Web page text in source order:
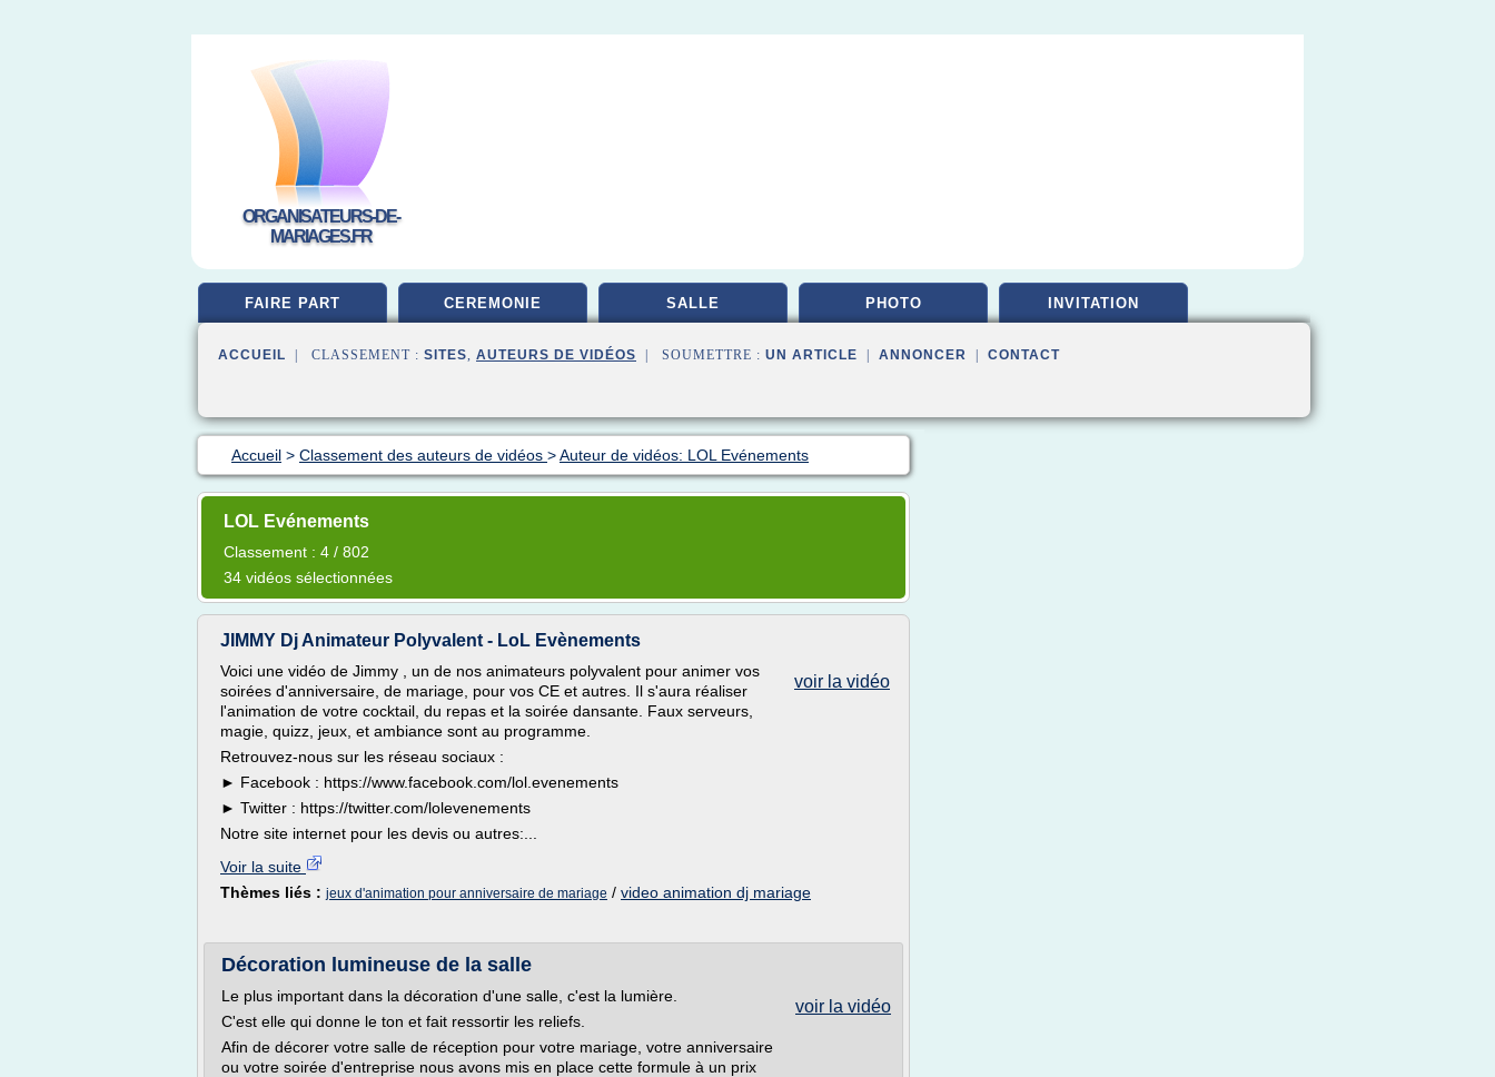
ORGANISATEURS-DE-
MARIAGES.FR
FAIRE PART CEREMONIE SALLE PHOTO INVITATION
ACCUEIL | CLASSEMENT : SITES, AUTEURS DE VIDÉOS | SOUMETTRE : UN ARTICLE ANNONCER CONTACT
Accueil > Classement des auteurs de vidéos >Auteur de vidéos: LOL Evénements
LOL Evénements
Classement : 4 / 802
34 vidéos sélectionnées
JIMMY Dj Animateur Polyvalent - LoL Evènements
voir la vidéo
Voici une vidéo de Jimmy , un de nos animateurs polyvalent pour animer vos
soirées d'anniversaire, de mariage, pour vos CE et autres. Il s'aura réaliser
l'animation de votre cocktail, du repas et la soirée dansante. Faux serveurs,
magie, quizz, jeux, et ambiance sont au programme.
Retrouvez-nous sur les réseau sociaux :
► Facebook : https://www.facebook.com/lol.evenements
► Twitter : https://twitter.com/lolevenements
Notre site internet pour les devis ou autres:...
Voir la suite
Thèmes liés : jeux d'animation pour anniversaire de mariage / video animation dj mariage
Décoration lumineuse de la salle
voir la vidéo
Le plus important dans la décoration d'une salle, c'est la lumière.
C'est elle qui donne le ton et fait ressortir les reliefs.
Afin de décorer votre salle de réception pour votre mariage, votre anniversaire
ou votre soirée d'entreprise nous avons mis en place cette formule à un prix